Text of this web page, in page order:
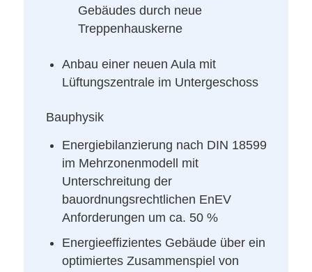
Gebäudes durch neue
Treppenhauskerne
Anbau einer neuen Aula mit
Lüftungszentrale im Untergeschoss
Bauphysik
Energiebilanzierung nach DIN 18599
im Mehrzonenmodell mit
Unterschreitung der
bauordnungsrechtlichen EnEV
Anforderungen um ca. 50 %
Energieeffizientes Gebäude über ein
optimiertes Zusammenspielvon